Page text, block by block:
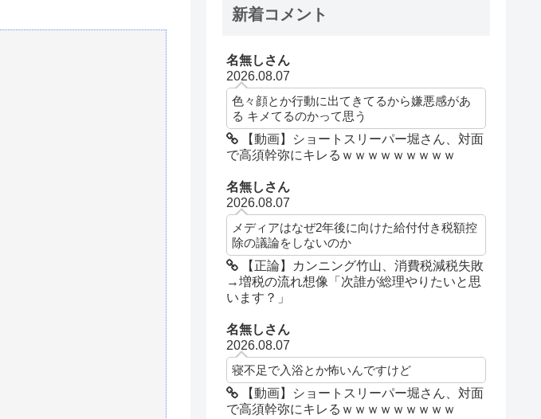
新着コメント
名無しさん
2026.08.07
色々顔とか行動に出てきてるから嫌悪感があ
る キメてるのかって思う
【動画】ショートスリーパー堀さん、対面
で高須幹弥にキレるｗｗｗｗｗｗｗｗｗ
名無しさん
2026.08.07
メディアはなぜ2年後に向けた給付付き税額控
除の議論をしないのか
【正論】カンニング竹山、消費税減税失敗
→増税の流れ想像「次誰が総理やりたいと思
います？」
名無しさん
2026.08.07
寝不足で入浴とか怖いんですけど
【動画】ショートスリーパー堀さん、対面
で高須幹弥にキレるｗｗｗｗｗｗｗｗｗ